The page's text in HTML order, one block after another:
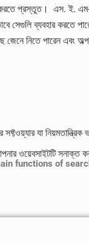
প্রস্তুত। এস. ই. এম-এ
সেগুলি ব্যবহার করতে
জেনে নিতে পারেন এবং
সফ্টওয়্যার যা
ওয়েবসাইটটি
functions of